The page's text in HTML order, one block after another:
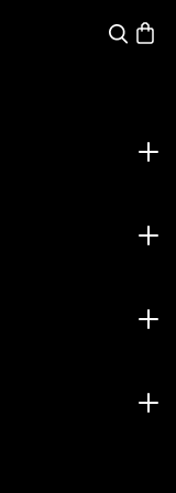
Cerca